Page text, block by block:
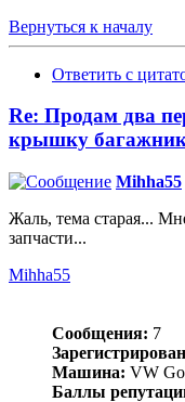
Вернуться к началу
Ответить с
Re: Продам два
крышку
Mihha55
Жаль, тема старая...
запчасти...
Mihha55
Сообщения: 7
Машина: VW
Баллы